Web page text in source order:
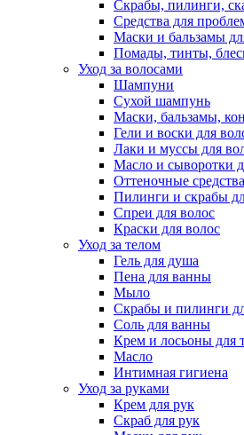
Скрабы, пилинги,
Средства для
Маски и бальзамы
Помады, тинты,
Уход за волосами
Шампуни
Сухой шампунь
Маски, бальзамы,
Гели и воски для
Лаки и муссы для
Масло и сыворотки
Оттеночные средства
Пилинги и скрабы
Спреи для волос
Краски для волос
Уход за телом
Гель для душа
Пена для ванны
Мыло
Скрабы и пилинги
Соль для ванны
Крем и лосьоны для
Масло
Интимная гигиена
Уход за руками
Крем для рук
Скраб для рук